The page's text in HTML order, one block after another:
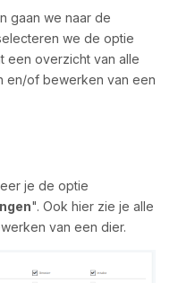
gaan we naar de
we de optie
een overzicht van alle
en/of bewerken van een
je de optie
". Ook hier zie je alle
van een dier.